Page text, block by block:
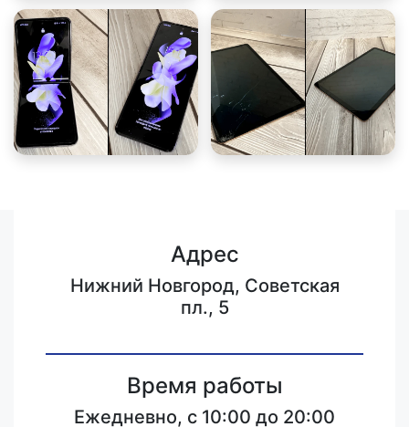
Адрес
Нижний Новгород, Советская
пл., 5
Время работы
Ежедневно, с 10:00 до 20:00